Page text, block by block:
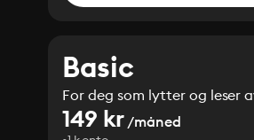
Basic
For deg som lytter og leser
149 kr/måned